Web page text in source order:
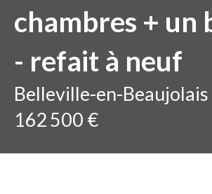
chambres + un
- refait à neuf
Belleville-en-Beaujolais
162 500 €